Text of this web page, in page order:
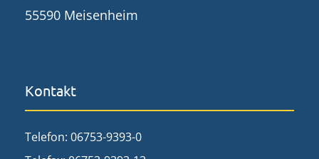
55590 Meisenheim
Kontakt
Telefon: 06753-9393-0